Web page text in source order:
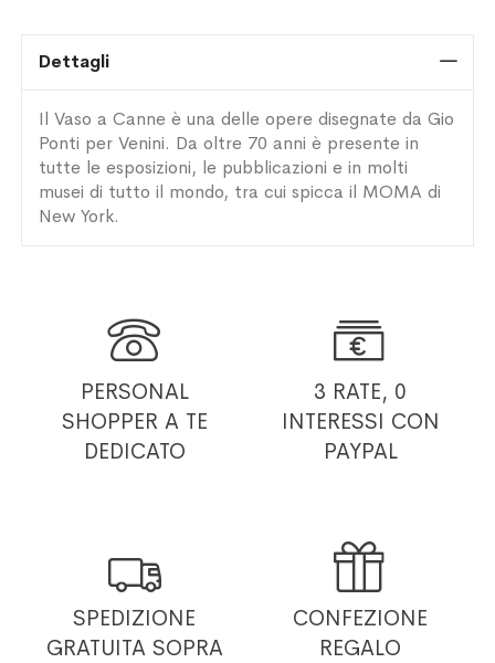
Dettagli
Il Vaso a Canne è una delle opere disegnate da Gio
Ponti per Venini. Da oltre 70 anni è presente in
tutte le esposizioni, le pubblicazioni e in molti
musei di tutto il mondo, tra cui spicca il MOMA di
New York.

PERSONAL
SHOPPER A TE
DEDICATO

3 RATE, 0
INTERESSI CON
PAYPAL

SPEDIZIONE
GRATUITA SOPRA

CONFEZIONE
REGALO